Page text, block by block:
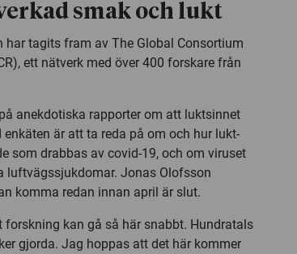
smak och lukt
har tagits fram av The Global Consortium
ett nätverk med över 400 forskare från
anekdotiska rapporter om att luktsinnet
är att ta reda på om och hur lukt-
som drabbas av covid-19, och om viruset
luftvägssjukdomar. Jonas Olofsson
komma redan innan april är slut.
kan gå så här snabbt. Hundratals
gjorda. Jag hoppas att det här kommer